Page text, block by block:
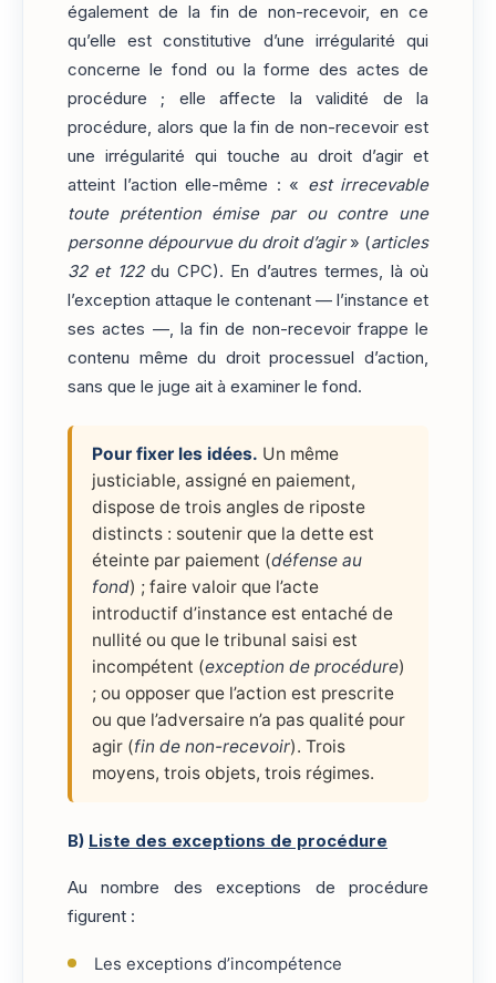
également de la fin de non-recevoir, en ce
qu’elle est constitutive d’une irrégularité qui
concerne le fond ou la forme des actes de
procédure ; elle affecte la validité de la
procédure, alors que la fin de non-recevoir est
une irrégularité qui touche au droit d’agir et
atteint l’action elle-même : « est irrecevable
toute prétention émise par ou contre une
personne dépourvue du droit d’agir» (articles
32 et 122du CPC). En d’autres termes, là où
l’exception attaque le contenant — l’instance et
ses actes —, la fin de non-recevoir frappe le
contenu même du droit processuel d’action,
sans que le juge ait à examiner le fond.
Pour fixer les idées. Un même
justiciable, assigné en paiement,
dispose de trois angles de riposte
distincts : soutenir que la dette est
éteinte par paiement (défense au
fond) ; faire valoir que l’acte
introductif d’instance est entaché de
nullité ou que le tribunal saisi est
incompétent (exception de procédure)
; ou opposer que l’action est prescrite
ou que l’adversaire n’a pas qualité pour
agir (fin de non-recevoir). Trois
moyens, trois objets, trois régimes.
B) Liste des exceptions de procédure
Au nombre des exceptions de procédure
figurent :
Les exceptions d’incompétence